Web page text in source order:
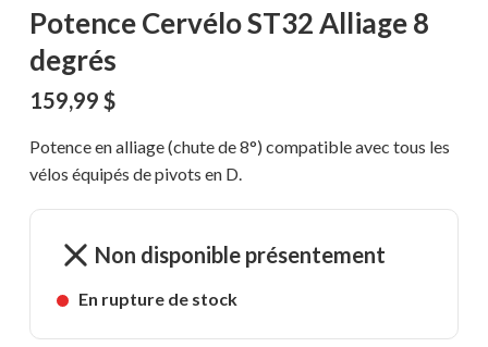
Potence Cervélo ST32 Alliage 8
degrés
159,99 $
Potence en alliage (chute de 8°) compatible avec tous les
vélos équipés de pivots en D.
Non disponible présentement
En rupture de stock